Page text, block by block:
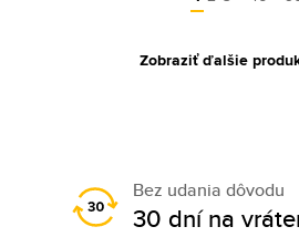
Zobraziť ďalšie
Bez udania dôvodu
30 dní na